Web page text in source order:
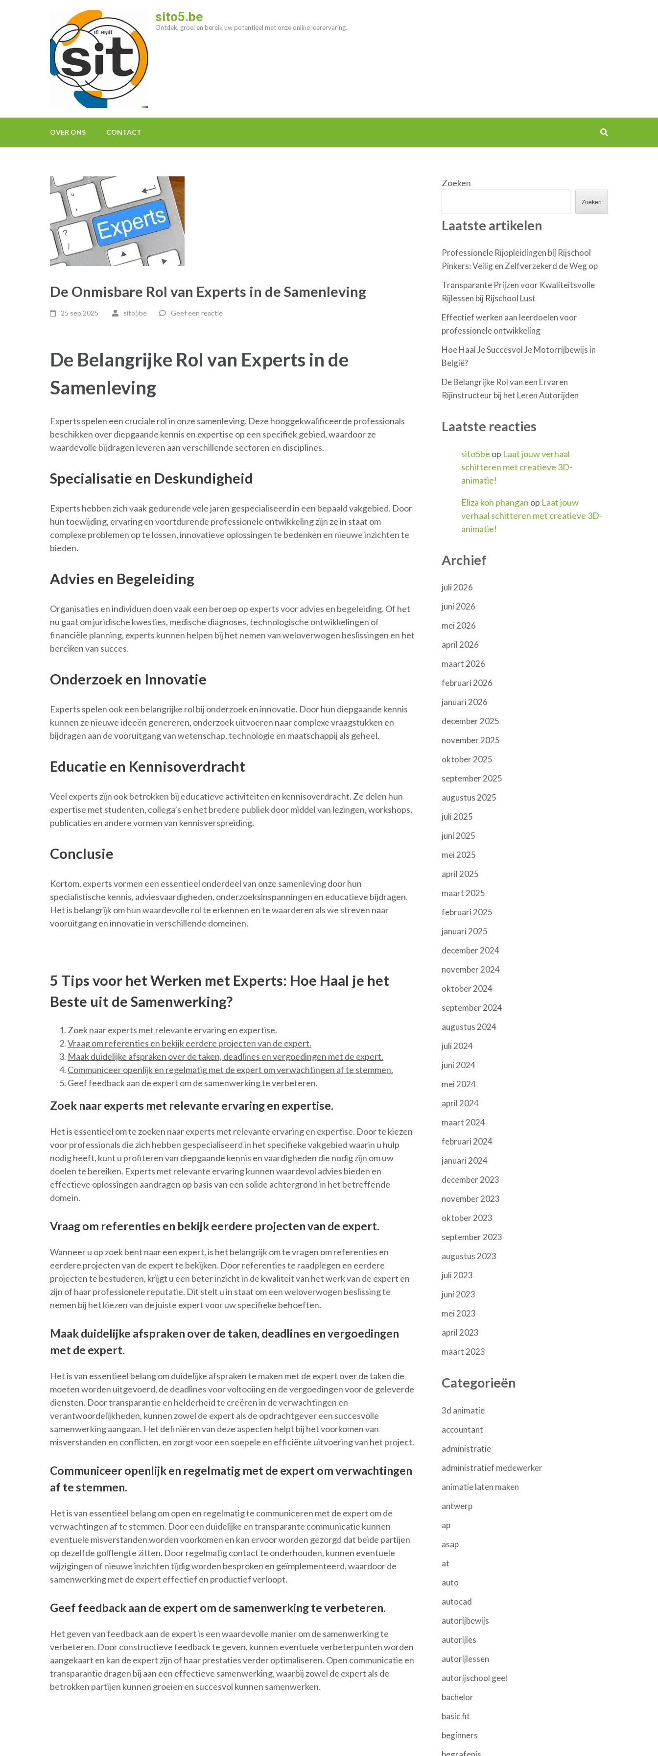
sito5.be
Ontdek, groei en bereik uw potentieel met onze online leerervaring.
OVER ONS CONTACT
De Onmisbare Rol van Experts in de Samenleving
25 sep,2025 sito5be Geef een reactie
De Belangrijke Rol van Experts in de
Samenleving
Experts spelen een cruciale rol in onze samenleving. Deze hooggekwalificeerde professionals
beschikken over diepgaande kennis en expertise op een specifiek gebied, waardoor ze
waardevolle bijdragen leveren aan verschillende sectoren en disciplines.
Specialisatie en Deskundigheid
Experts hebben zich vaak gedurende vele jaren gespecialiseerd in een bepaald vakgebied. Door
hun toewijding, ervaring en voortdurende professionele ontwikkeling zijn ze in staat om
complexe problemen op te lossen, innovatieve oplossingen te bedenken en nieuwe inzichten te
bieden.
Advies en Begeleiding
Organisaties en individuen doen vaak een beroep op experts voor advies en begeleiding. Of het
nu gaat om juridische kwesties, medische diagnoses, technologische ontwikkelingen of
financiële planning, experts kunnen helpen bij het nemen van weloverwogen beslissingen en het
bereiken van succes.
Onderzoek en Innovatie
Experts spelen ook een belangrijke rol bij onderzoek en innovatie. Door hun diepgaande kennis
kunnen ze nieuwe ideeën genereren, onderzoek uitvoeren naar complexe vraagstukken en
bijdragen aan de vooruitgang van wetenschap, technologie en maatschappij als geheel.
Educatie en Kennisoverdracht
Veel experts zijn ook betrokken bij educatieve activiteiten en kennisoverdracht. Ze delen hun
expertise met studenten, collega’s en het bredere publiek door middel van lezingen, workshops,
publicaties en andere vormen van kennisverspreiding.
Conclusie
Kortom, experts vormen een essentieel onderdeel van onze samenleving door hun
specialistische kennis, adviesvaardigheden, onderzoeksinspanningen en educatieve bijdragen.
Het is belangrijk om hun waardevolle rol te erkennen en te waarderen als we streven naar
vooruitgang en innovatie in verschillende domeinen.
5 Tips voor het Werken met Experts: Hoe Haal je het
Beste uit de Samenwerking?
Zoek naar experts met relevante ervaring en expertise.
Vraag om referenties en bekijk eerdere projecten van de expert.
Maak duidelijke afspraken over de taken, deadlines en vergoedingen met de expert.
Communiceer openlijk en regelmatig met de expert om verwachtingen af te stemmen.
Geef feedback aan de expert om de samenwerking te verbeteren.
Zoek naar experts met relevante ervaring en expertise.
Het is essentieel om te zoeken naar experts met relevante ervaring en expertise. Door te kiezen
voor professionals die zich hebben gespecialiseerd in het specifieke vakgebied waarin u hulp
nodig heeft, kunt u profiteren van diepgaande kennis en vaardigheden die nodig zijn om uw
doelen te bereiken. Experts met relevante ervaring kunnen waardevol advies bieden en
effectieve oplossingen aandragen op basis van een solide achtergrond in het betreffende
domein.
Vraag om referenties en bekijk eerdere projecten van de expert.
Wanneer u op zoek bent naar een expert, is het belangrijk om te vragen om referenties en
eerdere projecten van de expert te bekijken. Door referenties te raadplegen en eerdere
projecten te bestuderen, krijgt u een beter inzicht in de kwaliteit van het werk van de expert en
zijn of haar professionele reputatie. Dit stelt u in staat om een weloverwogen beslissing te
nemen bij het kiezen van de juiste expert voor uw specifieke behoeften.
Maak duidelijke afspraken over de taken, deadlines en vergoedingen
met de expert.
Het is van essentieel belang om duidelijke afspraken te maken met de expert over de taken die
moeten worden uitgevoerd, de deadlines voor voltooiing en de vergoedingen voor de geleverde
diensten. Door transparantie en helderheid te creëren in de verwachtingen en
verantwoordelijkheden, kunnen zowel de expert als de opdrachtgever een succesvolle
samenwerking aangaan. Het definiëren van deze aspecten helpt bij het voorkomen van
misverstanden en conflicten, en zorgt voor een soepele en efficiënte uitvoering van het project.
Communiceer openlijk en regelmatig met de expert om verwachtingen
af te stemmen.
Het is van essentieel belang om open en regelmatig te communiceren met de expert om de
verwachtingen af te stemmen. Door een duidelijke en transparante communicatie kunnen
eventuele misverstanden worden voorkomen en kan ervoor worden gezorgd dat beide partijen
op dezelfde golflengte zitten. Door regelmatig contact te onderhouden, kunnen eventuele
wijzigingen of nieuwe inzichten tijdig worden besproken en geïmplementeerd, waardoor de
samenwerking met de expert effectief en productief verloopt.
Geef feedback aan de expert om de samenwerking te verbeteren.
Het geven van feedback aan de expert is een waardevolle manier om de samenwerking te
verbeteren. Door constructieve feedback te geven, kunnen eventuele verbeterpunten worden
aangekaart en kan de expert zijn of haar prestaties verder optimaliseren. Open communicatie en
transparantie dragen bij aan een effectieve samenwerking, waarbij zowel de expert als de
betrokken partijen kunnen groeien en succesvol kunnen samenwerken.
Zoeken
Zoeken
Laatste artikelen
Professionele Rijopleidingen bij Rijschool
Pinkers: Veilig en Zelfverzekerd de Weg op
Transparante Prijzen voor Kwaliteitsvolle
Rijlessen bij Rijschool Lust
Effectief werken aan leerdoelen voor
professionele ontwikkeling
Hoe Haal Je Succesvol Je Motorrijbewijs in
België?
De Belangrijke Rol van een Ervaren
Rijinstructeur bij het Leren Autorijden
Laatste reacties
sito5be op Laat jouw verhaal
schitteren met creatieve 3D-
animatie!
Eliza koh phangan op Laat jouw
verhaal schitteren met creatieve 3D-
animatie!
Archief
juli 2026
juni 2026
mei 2026
april 2026
maart 2026
februari 2026
januari 2026
december 2025
november 2025
oktober 2025
september 2025
augustus 2025
juli 2025
juni 2025
mei 2025
april 2025
maart 2025
februari 2025
januari 2025
december 2024
november 2024
oktober 2024
september 2024
augustus 2024
juli 2024
juni 2024
mei 2024
april 2024
maart 2024
februari 2024
januari 2024
december 2023
november 2023
oktober 2023
september 2023
augustus 2023
juli 2023
juni 2023
mei 2023
april 2023
maart 2023
Categorieën
3d animatie
accountant
administratie
administratief medewerker
animatie laten maken
antwerp
ap
asap
at
auto
autocad
autorijbewijs
autorijles
autorijlessen
autorijschool geel
bachelor
basic fit
beginners